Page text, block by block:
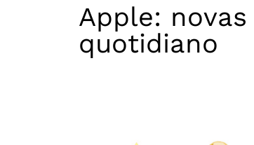
Apple:
quotidiano